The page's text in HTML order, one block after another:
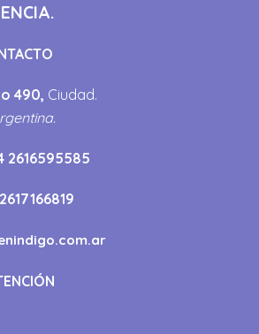
490, Ciudad.
2616595585